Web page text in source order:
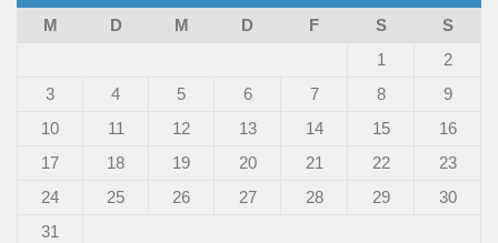
M
D M D F S
S
1
2
3
4 5 6 7 8
9
10
11 12 13 14 15
16
17
18 19 20 21 22
23
24
25 26 27 28 29
30
31